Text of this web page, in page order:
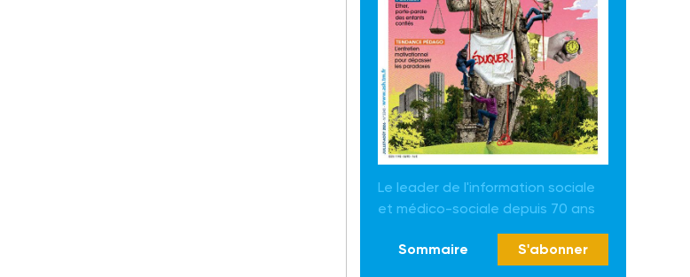
Le leader de l'information sociale
et médico-sociale depuis 70 ans
Sommaire S'abonner